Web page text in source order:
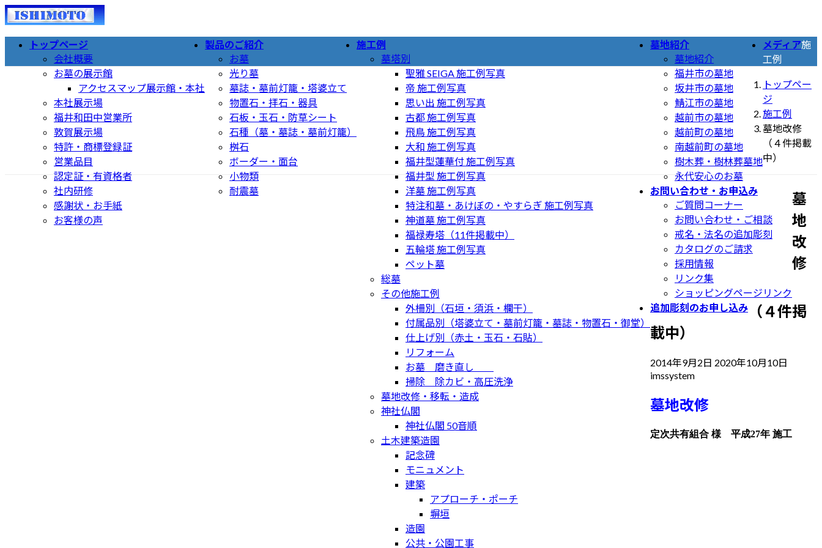
コ
ン
ナ
ビ
トップページ
会社概要
お墓の展示館
アクセスマップ展示館・本社
本社展示場
福井和田中営業所
敦賀展示場
特許・商標登録証
営業品目
認定証・有資格者
社内研修
感謝状・お手紙
お客様の声
製品のご紹介
お墓
光り墓
墓誌・墓前灯籠・塔婆立て
物置石・拝石・器具
石板・玉石・防草シート
石種（墓・墓誌・墓前灯籠）
桝石
ボーダー・面台
小物類
耐震墓
施工例
墓塔別
聖雅 SEIGA 施工例写真
帝 施工例写真
思い出 施工例写真
古都 施工例写真
飛鳥 施工例写真
大和 施工例写真
福井型蓮華付 施工例写真
福井型 施工例写真
洋墓 施工例写真
特注和墓・あけぼの・やすらぎ 施工例写真
神道墓 施工例写真
福禄寿塔（11件掲載中）
五輪塔 施工例写真
ペット墓
総墓
その他施工例
外柵別（石垣・須浜・欄干）
付属品別（塔婆立て・墓前灯籠・墓誌・物置石・御堂）
仕上げ別（赤土・玉石・石貼）
リフォーム
お墓 磨き直し
掃除 除カビ・高圧洗浄
墓地改修・移転・造成
神社仏閣
神社仏閣 50音順
土木建築造園
記念碑
モニュメント
建築
アプローチ・ポーチ
塀垣
造園
公共・公園工事
墓地紹介
墓地紹介
福井市の墓地
坂井市の墓地
鯖江市の墓地
越前市の墓地
越前町の墓地
南越前町の墓地
樹木葬・樹林葬墓地
永代安心のお墓
メディア
お問い合わせ・お申込み
ご質問コーナー
お問い合わせ・ご相談
戒名・法名の追加彫刻
カタログのご請求
採用情報
リンク集
ショッピングページリンク
追加彫刻のお申し込み
施
工例
トップペー
ジ
施工例
墓地改修
（４件掲載
中）
墓
地
改
修
（４件掲
載中）
2014年9月2日 最
時
2020年10月10日
imssystem
墓地改修
定次共有組合 様 平成27年 施工